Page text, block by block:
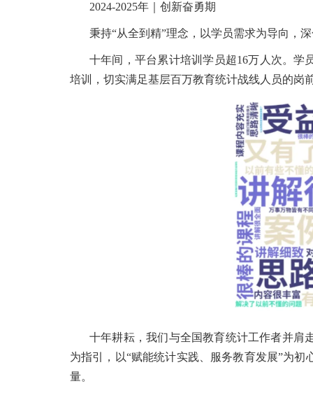
2024-2025年｜创新奋勇期
秉持“从全到精”理念，以学员需求为导向，
十年间，平台累计培训学员超16万人次。学
培训，切实满足基层百万教育统计战线人员的岗
十年耕耘，我们与全国教育统计工作者并肩
为指引，以“赋能统计实践、服务教育发展”为
量。